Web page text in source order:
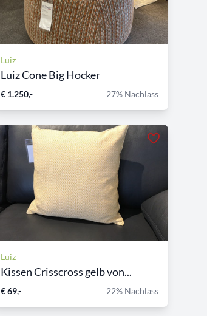
Luiz
Luiz Cone Big Hocker
€ 1.250,- 27% Nachlass
Luiz
Kissen Crisscross gelb von...
€ 69,- 22% Nachlass